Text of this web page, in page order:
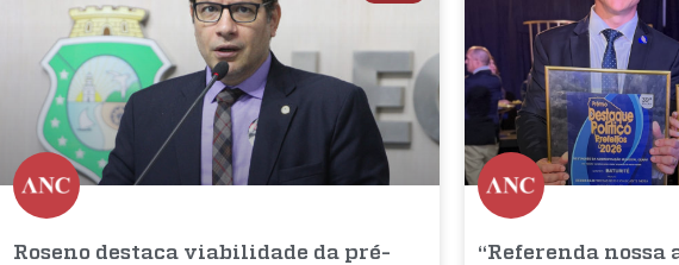
Roseno destaca viabilidade da pré-
“Referenda nossa